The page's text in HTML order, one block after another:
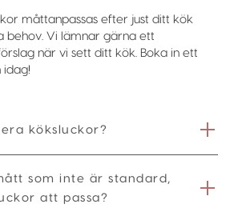
måttanpassas efter just ditt kök
behov. Vi lämnar gärna ett
när vi sett ditt kök. Boka in ett
idag!
köksluckor?
som inte är standard,
att passa?